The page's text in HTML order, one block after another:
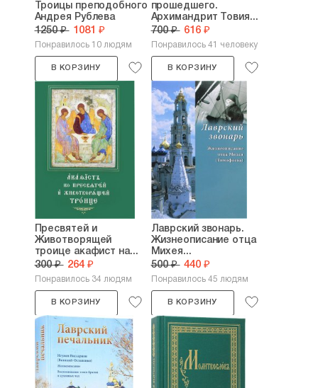
Троицы преподобного
Андрея Рублева
1250 ₽ 1081 ₽
Понравилось 10 людям
В КОРЗИНУ
прошедшего.
Архимандрит Товия...
700 ₽ 616 ₽
Понравилось 41 человеку
В КОРЗИНУ
Пресвятей и
Животворящей
троице акафист на...
300 ₽ 264 ₽
Понравилось 34 людям
В КОРЗИНУ
Лаврский звонарь.
Жизнеописание отца
Михея...
500 ₽ 440 ₽
Понравилось 45 людям
В КОРЗИНУ